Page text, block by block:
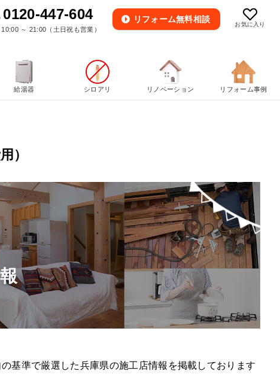
お気に入り
0120-447-604
～ 21:00（土日祝も営業）
リフォーム無料相談
）
基準で厳選した兵庫県の施工店情報を掲載しております
給湯器 シロアリ リノベーション リフォーム事例